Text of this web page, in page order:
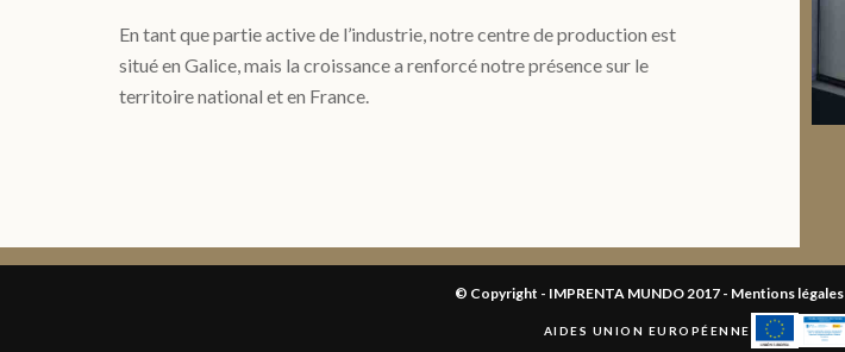
En tant que partie active de l’industrie, notre centre de production est
situé en Galice, mais la croissance a renforcé notre présence sur le
territoire national et en France.
© Copyright - IMPRENTA MUNDO 2017 - Mentions légales
AIDES UNION EUROPÉENNE